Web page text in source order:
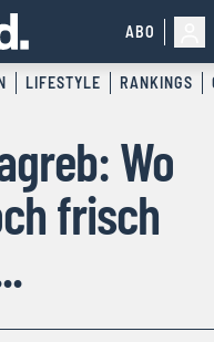
ABO
LIFESTYLE RANKINGS
Wo
frisch